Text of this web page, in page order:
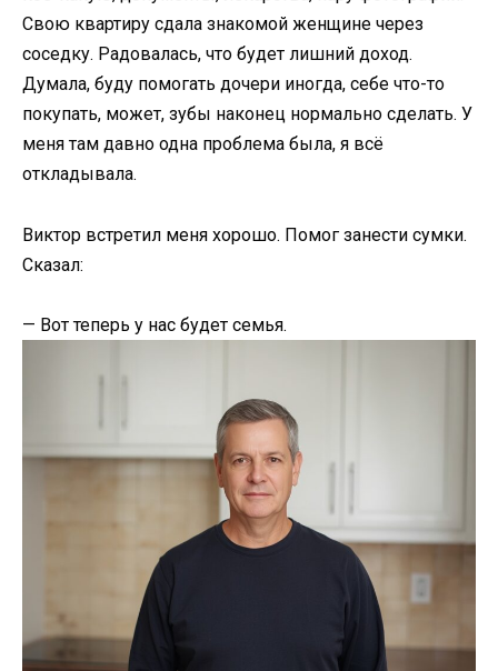
Свою квартиру сдала знакомой женщине через
соседку. Радовалась, что будет лишний доход.
Думала, буду помогать дочери иногда, себе что-то
покупать, может, зубы наконец нормально сделать. У
меня там давно одна проблема была, я всё
откладывала.
Виктор встретил меня хорошо. Помог занести сумки.
Сказал:
— Вот теперь у нас будет семья.